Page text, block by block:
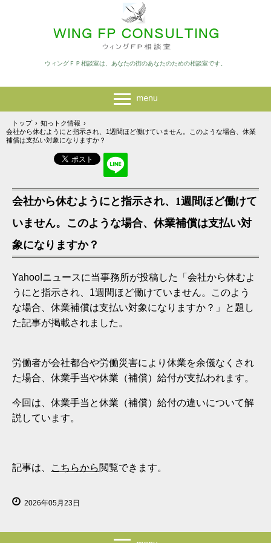
ウィングＦＰ相談室は、あなたの街のあなたのための相談室です。
トップ › 知っトク情報 ›
会社から休むようにと指示され、1週間ほど働けていません。このような場合、休業
補償は支払い対象になりますか？
会社から休むようにと指示され、1週間ほど働けて
いません。このような場合、休業補償は支払い対
象になりますか？
Yahoo!ニュースに当事務所が投稿した「会社から休むよ
うにと指示され、1週間ほど働けていません。このよう
な場合、休業補償は支払い対象になりますか？」と題し
た記事が掲載されました。
労働者が会社都合や労働災害により休業を余儀なくされ
た場合、休業手当や休業（補償）給付が支払われます。
今回は、休業手当と休業（補償）給付の違いについて解
説しています。
記事は、 こちらから閲覧できます。
2026年05月23日